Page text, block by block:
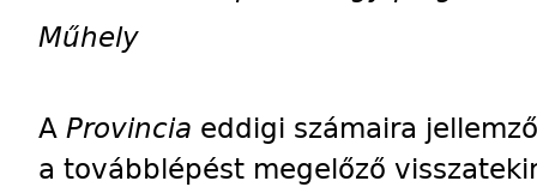
Műhely
A Provincia eddigi számaira
a továbblépést megelőző